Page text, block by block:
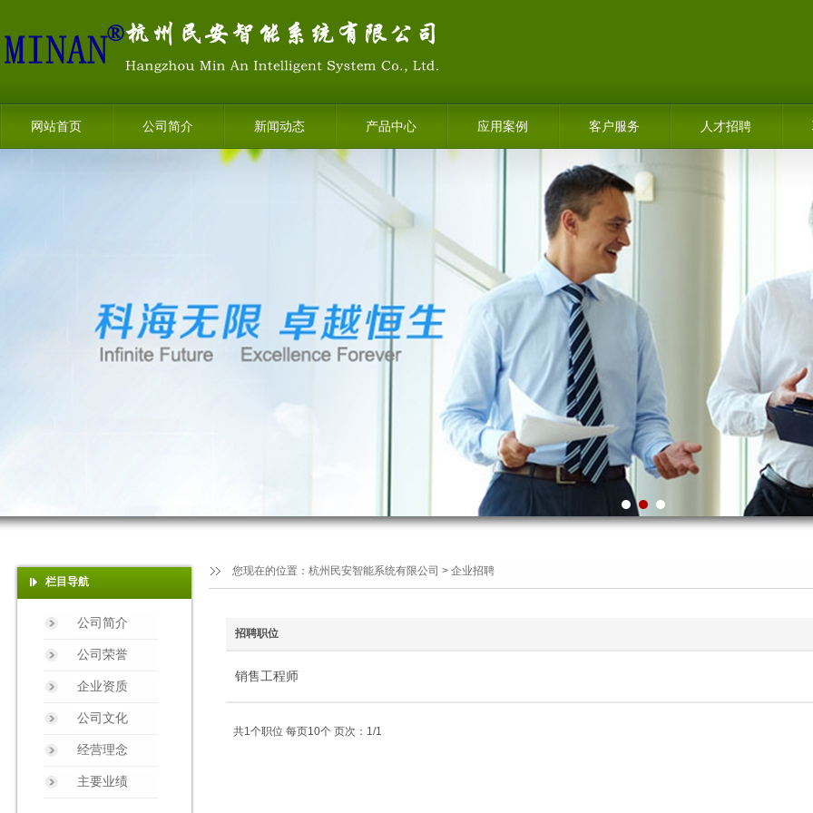
网站首页 公司简介 新闻动态 产品中心 应用案例 客户服务 人才招聘
栏目导航
公司简介
公司荣誉
企业资质
公司文化
经营理念
主要业绩
招聘职位
销售工程师
共1个职位 每页10个 页次：1/1
您现在的位置： 杭州民安智能系统有限公司 > 企业招聘